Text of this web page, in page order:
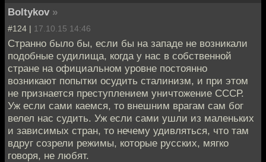
Boltykov »
#124 | 17.10.15 14:46
Странно было бы, если бы на западе не возникали
подобные судилища, когда у нас в собственной
стране на официальном уровне постоянно
возникают попытки осудить сталинизм, и при этом
не признается преступлением уничтожение СССР.
Уж если сами каемся, то внешним врагам сам бог
велел нас судить. Уж если сами ушли из маленьких
и зависимых стран, то нечему удивляться, что там
вдруг созрели режимы, которые русских, мягко
говоря, не любят.